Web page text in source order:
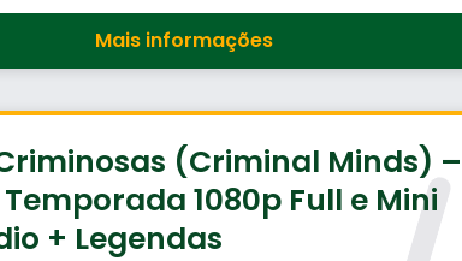
Mais informações
(Criminal Minds) –
Temporada 1080p Full e Mini
+ Legendas